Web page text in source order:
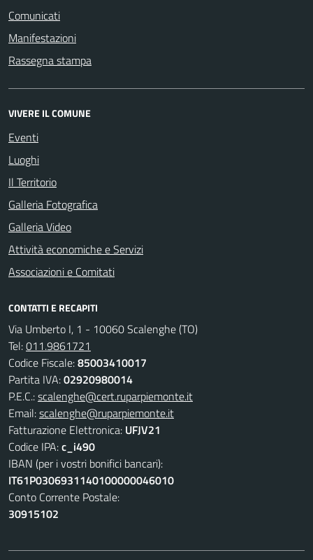
Comunicati
Manifestazioni
Rassegna stampa
VIVERE IL COMUNE
Eventi
Luoghi
Il Territorio
Galleria Fotografica
Galleria Video
Attività economiche e Servizi
Associazioni e Comitati
CONTATTI E RECAPITI
Via Umberto I, 1 - 10060 Scalenghe (TO)
Tel:011.9861721
Codice Fiscale:85003410017
Partita IVA:02920980014
P.E.C.:scalenghe@cert.ruparpiemonte.it
Email:scalenghe@ruparpiemonte.it
Fatturazione Elettronica: UFJV21
Codice IPA:c_i490
IBAN (per i vostri bonifici bancari):
IT61P0306931140100000046010
Conto Corrente Postale:
30915102